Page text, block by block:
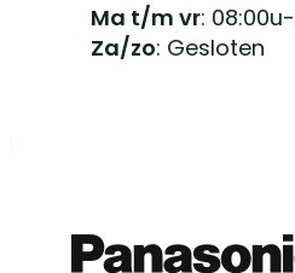
Ma t/m vr:
Za/zo: Gesloten